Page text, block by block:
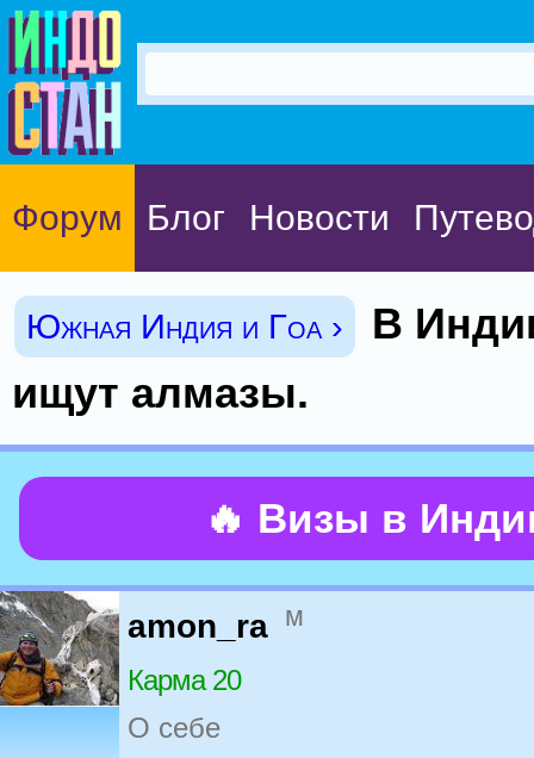
Форум Блог Новости
Южная Индия и Гоа ›
В
ищут алмазы.
🔥 Визы в
amon_ra м
Карма 20
О себе